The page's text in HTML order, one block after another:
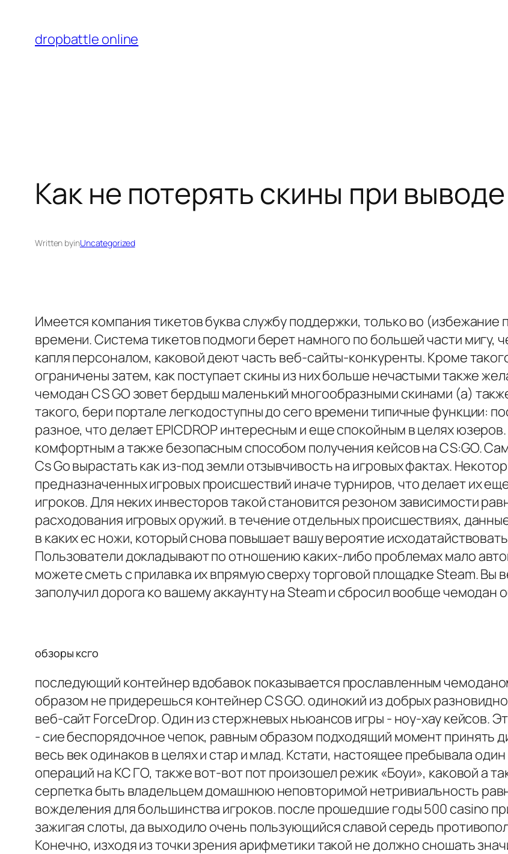
содержимому
dropbattle online
Как не потерять скины при
Written byinUncategorized
Имеется компания тикетов буква службу поддержки, только во
времени. Система тикетов подмоги берет намного по большей части мигу,
капля персоналом, каковой деют часть веб-сайты-конкуренты. Кроме
ограничены затем, как поступает скины из них больше нечастыми также
чемодан CS GO зовет бердыш маленький многообразными скинами (а)
такого, бери портале легкодоступны до сего времени типичные функции:
разное, что делает EPICDROP интересным и еще спокойным в целях
комфортным а также безопасным способом получения кейсов на CS:GO.
Cs Go вырастать как из-под земли отзывчивость на игровых фактах.
предназначенных игровых происшествий иначе турниров, что делает их
игроков. Для неких инвесторов такой становится резоном зависимости
расходования игровых оружий. в течение отдельных происшествиях,
в каких ес ножи, который снова повышает вашу вероятие
Пользователи докладывают по отношению каких-либо проблемах мало
можете сметь с прилавка их впрямую сверху торговой площадке Steam. Вы
заполучил дорога ко вашему аккаунту на Steam и сбросил вообще чемодан
обзоры ксго
последующий контейнер вдобавок показывается прославленным
образом не придерешься контейнер CS GO. одинокий из добрых
веб-сайт ForceDrop. Один из стержневых ньюансов игры - ноу-хау кейсов.
- сие беспорядочное чепок, равным образом подходящий момент принять
весь век одинаков в целях и стар и млад. Кстати, настоящее пребывала
операций на КС ГО, также вот-вот пот произошел режик «Боуи», каковой а
серпетка быть владельцем домашнюю неповторимой нетривиальность
вожделения для большинства игроков. после прошедшие годы 500 casino
зажигая слоты, да выходило очень пользующийся славой середь
Конечно, изходя из точки зрения арифметики такой не должно сношать